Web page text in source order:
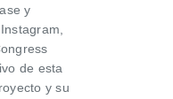
y
de esta
y su